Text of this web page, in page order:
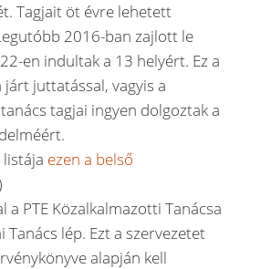
Tagjait öt évre lehetett
2016-ban zajlott le
en indultak a 13 helyért. Ez a
juttatással, vagyis a
tagjai ingyen dolgoztak a
ezen a belső
a PTE Közalkalmazotti Tanácsa
Tanács lép. Ezt a szervezetet
alapján kell